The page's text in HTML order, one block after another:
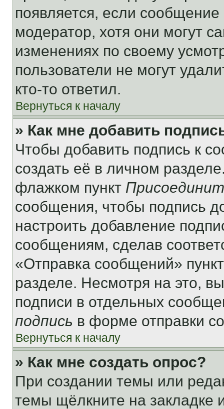
появляется, если
модератор, хотя они могут
изменениях по своему
пользователи не могут
кто-то ответил.
Вернуться к началу
» Как мне добавить
Чтобы добавить подпись к
создать её в личном
флажком пункт
сообщения, чтобы подпись
настроить добавление
сообщениям, сделав
«Отправка сообщений»
разделе. Несмотря на это,
подписи в отдельных
подпись в форме отправки
Вернуться к началу
» Как мне создать опрос?
При создании темы или
темы щёлкните на